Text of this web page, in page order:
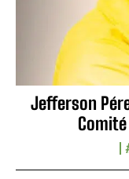
Jefferson